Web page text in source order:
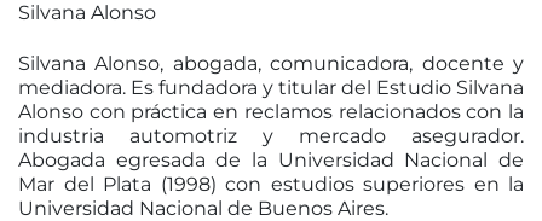
Silvana Alonso
Silvana Alonso, abogada, comunicadora, docente y
mediadora. Es fundadora y titular del Estudio Silvana
Alonso con práctica en reclamos relacionados con la
industria automotriz y mercado asegurador.
Abogada egresada de la Universidad Nacional de
Mar del Plata (1998) con estudios superiores en la
Universidad Nacional de Buenos Aires.